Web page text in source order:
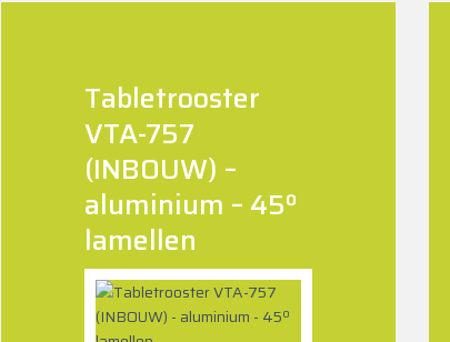
Tabletrooster
VTA-757
(INBOUW) –
aluminium – 45º
lamellen